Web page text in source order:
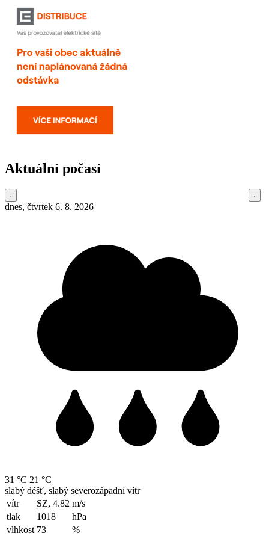
Aktuální počasí
dnes, čtvrtek 6. 8. 2026
31 °C 21 °C
slabý déšť, slabý severozápadní vítr
vítr
SZ, 4.82 m/s
tlak
1018
hPa
vlhkost 73
%